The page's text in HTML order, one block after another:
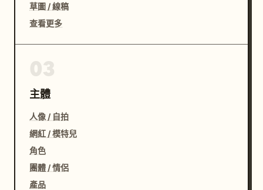
草圖 / 線稿
查看更多
主體
人像 / 自拍
網紅 / 模特兒
角色
團體 / 情侶
產品